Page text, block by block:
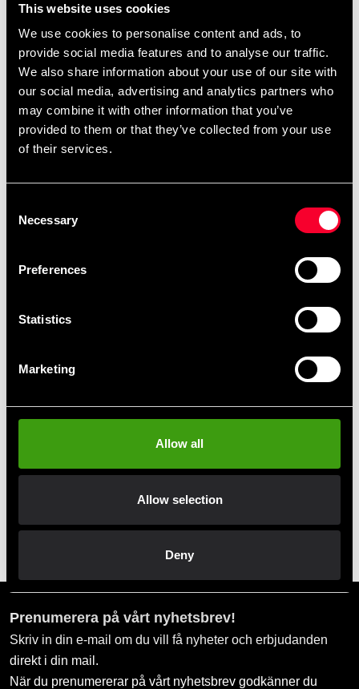
This website uses cookies
We use cookies to personalise content and ads, to
provide social media features and to analyse our traffic.
We also share information about your use of our site with
our social media, advertising and analytics partners who
may combine it with other information that you’ve
provided to them or that they’ve collected from your use
of their services.
Selection
Necessary
Preferences
Statistics
Marketing
Allow all
Allow selection
Deny
Product information
Speciell loggo föreställande ett bälte, för Varbegs
Judoklubb. Broderas på höger ärm.
Denna produkt broderas särskilt för dig med en
Swish, Kustom & Adyen
Order and pick up in your nearest store
Prenumerera på vårt nyhetsbrev!
Skriv in din e-mail om du vill få nyheter och erbjudanden
direkt i din mail.
När du prenumererar på vårt nyhetsbrev godkänner du